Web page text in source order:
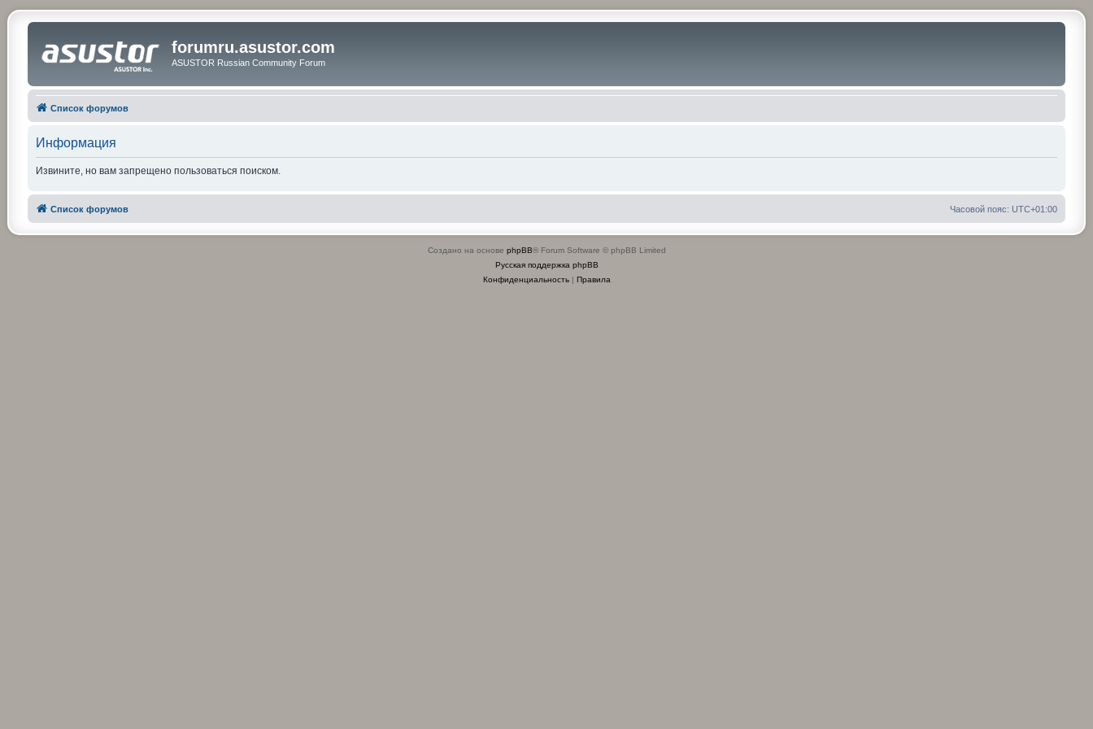
forumru.asustor.com
ASUSTOR Russian Community Forum
Список форумов
Информация
Извините, но вам запрещено пользоваться поиском.
Список форумов Часовой пояс: UTC+01:00
Создано на основе phpBB® Forum Software © phpBB Limited
Русская поддержка phpBB
Конфиденциальность| Правила